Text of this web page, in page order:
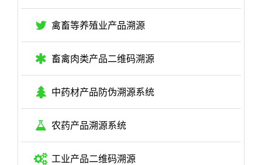
禽畜等养殖业产品溯源
畜禽肉类产品二维码溯源
中药材产品防伪溯源系统
农药产品溯源系统
工业产品二维码溯源